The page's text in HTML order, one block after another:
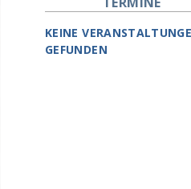
KEINE
GEFUNDEN